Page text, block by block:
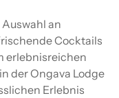
an
Cocktails
erlebnisreichen
der Ongava Lodge
Erlebnis